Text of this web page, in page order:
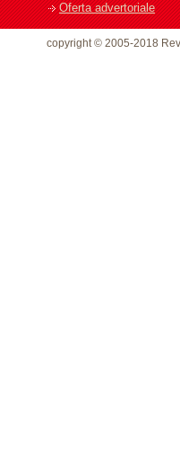
Oferta advertoriale
copyright © 2005-2018